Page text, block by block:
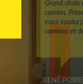
Grand choix
camion.
vous voulez
camions et
RENÉ